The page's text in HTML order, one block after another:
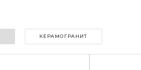
КЕРАМОГРАНИТ